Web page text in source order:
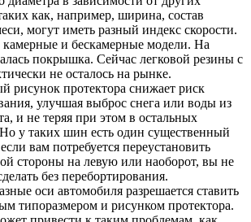
как, например, ширина, состав
могут иметь разный индекс скорости.
и бескамерные модели. На
покрышка. Сейчас легковой резины с
не осталось на рынке.
рисунок протектора снижает риск
улучшая выброс снега или воды из
и не теряя при этом в остальных
Но у таких шин есть один существенный
вам потребуется переустановить
стороны на левую или наоборот, вы не
без перебортирования.
оси автомобиля разрешается ставить
типоразмером и рисунком протектора.